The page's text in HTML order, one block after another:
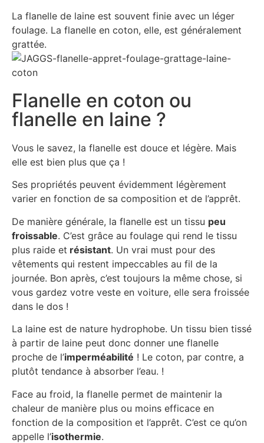
La flanelle de laine est souvent finie avec un léger
foulage. La flanelle en coton, elle, est généralement
grattée.
Flanelle en coton ou
flanelle en laine ?
Vous le savez, la flanelle est douce et légère. Mais
elle est bien plus que ça !
Ses propriétés peuvent évidemment légèrement
varier en fonction de sa composition et de l’apprêt.
De manière générale, la flanelle est un tissu peu
froissable. C’est grâce au foulage qui rend le tissu
plus raide et résistant. Un vrai must pour des
vêtements qui restent impeccables au fil de la
journée. Bon après, c’est toujours la même chose, si
vous gardez votre veste en voiture, elle sera froissée
dans le dos !
La laine est de nature hydrophobe. Un tissu bien tissé
à partir de laine peut donc donner une flanelle
proche de l’imperméabilité ! Le coton, par contre, a
plutôt tendance à absorber l’eau. !
Face au froid, la flanelle permet de maintenir la
chaleur de manière plus ou moins efficace en
fonction de la composition et l’apprêt. C’est ce qu’on
appelle l’isothermie.